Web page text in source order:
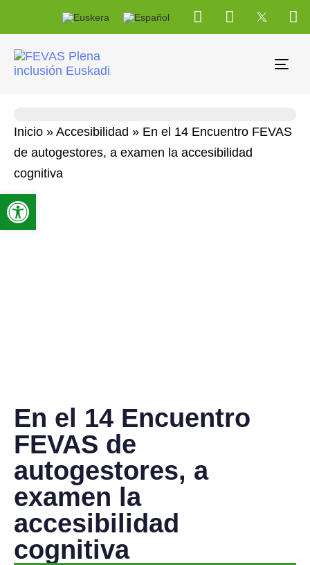
Inicio » Accesibilidad » En el 14 Encuentro FEVAS
de autogestores, a examen la accesibilidad
cognitiva
En el 14 Encuentro
FEVAS de
autogestores, a
examen la
accesibilidad
cognitiva
Abrir barra de herramientas